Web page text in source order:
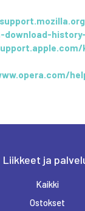
download-
Liikkeet ja
Kaikki
Ostokset